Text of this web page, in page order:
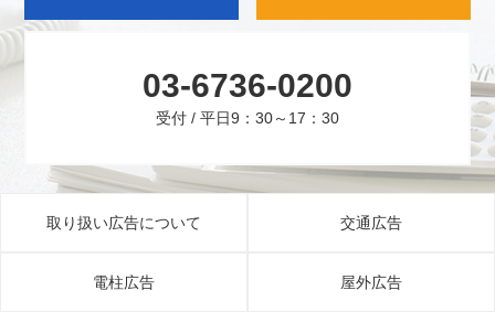
03-6736-0200
受付 / 平日9：30～17：30
取り扱い広告について 交通広告
電柱広告 屋外広告